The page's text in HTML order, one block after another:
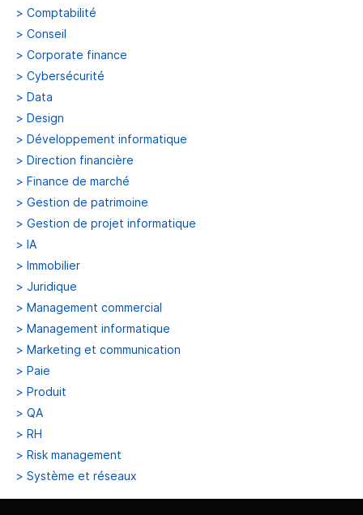
> Comptabilité
> Conseil
> Corporate finance
> Cybersécurité
> Data
> Design
> Développement informatique
> Direction financière
> Finance de marché
> Gestion de patrimoine
> Gestion de projet informatique
> IA
> Immobilier
> Juridique
> Management commercial
> Management informatique
> Marketing et communication
> Paie
> Produit
> QA
> RH
> Risk management
> Système et réseaux